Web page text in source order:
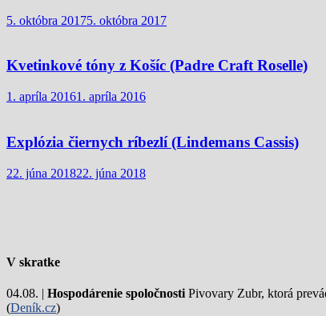
5. októbra 20175. októbra 2017
Kvetinkové tóny z Košíc (Padre Craft Roselle)
1. apríla 20161. apríla 2016
Explózia čiernych ríbezlí (Lindemans Cassis)
22. júna 201822. júna 2018
V skratke
04.08. | Hospodárenie spoločnosti Pivovary Zubr, ktorá
(Deník.cz)